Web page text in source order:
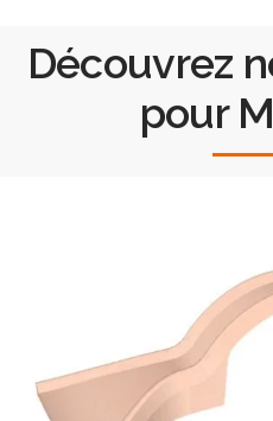
Découvrez
pour